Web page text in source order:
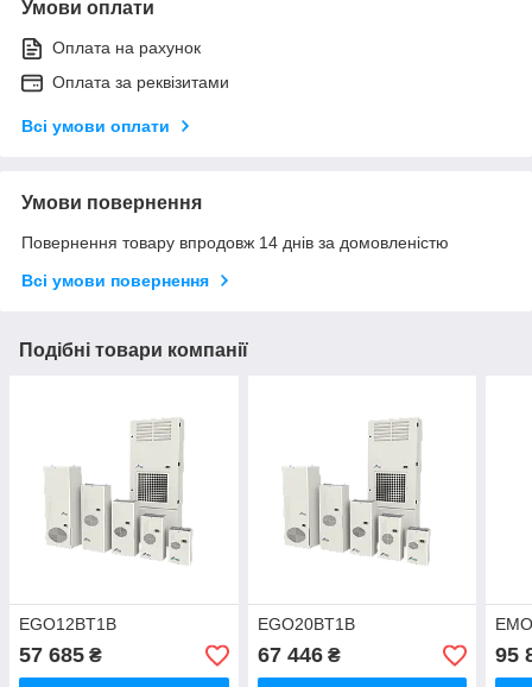
Умови оплати
Оплата на рахунок
Оплата за реквізитами
Всі умови оплати
Умови повернення
Повернення товару впродовж 14 днів за домовленістю
Всі умови повернення
Подібні товари компанії
EGO12BT1B
57 685 ₴
EGO20BT1B
67 446₴ 95